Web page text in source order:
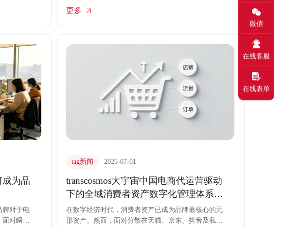
迭代进
大宇宙中
驱动力，
业新
带来的行业红利，电商业务增长陷入瓶颈。
数字化转型价值，依托成熟运营体系与智能技术工
具，激活电商代运营内在潜能，为品牌打造可持续的
更多
为品
牌对于电
面对瞬息
tag新闻 2026-07-01
transcosmos大宇宙中国电商代运营驱动
下的全域消费者资产数字化管理体系建
设
在数字经济时代，消费者资产已成为品牌最核心的无
形资产。然而，面对分散在天猫、京东、抖音及私域
微信
在线客服
在线表单